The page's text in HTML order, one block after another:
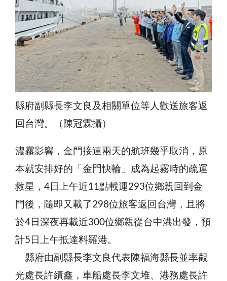
縣府副縣長李文良及相關單位等人歡送旅客返
回台灣。（陳冠霖攝）
濃霧影響，金門接連兩天的航班幾乎取消，原
本就安排好的「金門快輪」成為起霧時的疏運
救星，4日上午近11點載運293位鄉親回到金
門後，隨即又載了298位旅客返回台灣，且將
於4日深夜再載近300位鄉親從台中港出發，預
計5日上午抵達料羅港。
縣府由副縣長李文良代表陳福海縣長並率觀
光處長許績鑫，車船處長李文堆、港務處長許